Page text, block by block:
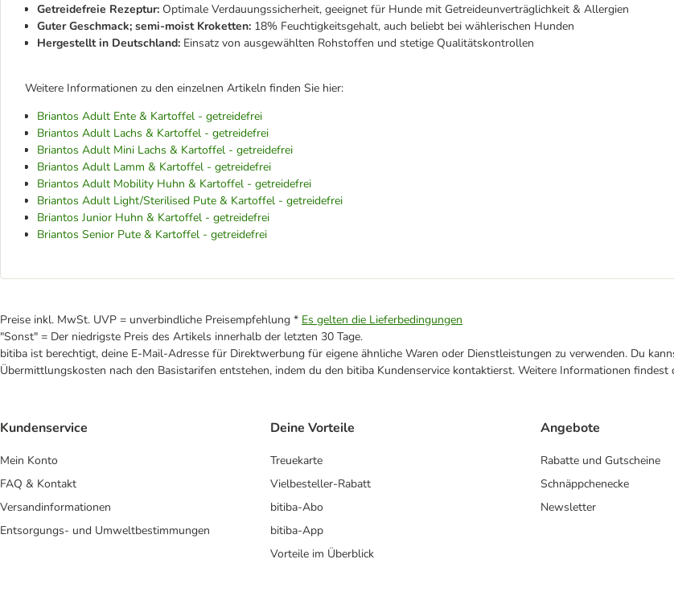
Getreidefreie Rezeptur: Optimale Verdauungssicherheit, geeignet für Hunde mit Getreideunverträglichkeit & Allergien
Guter Geschmack; semi-moist Kroketten: 18% Feuchtigkeitsgehalt, auch beliebt bei wählerischen Hunden
Hergestellt in Deutschland: Einsatz von ausgewählten Rohstoffen und stetige Qualitätskontrollen
Weitere Informationen zu den einzelnen Artikeln finden Sie hier:
Briantos Adult Ente & Kartoffel - getreidefrei
Briantos Adult Lachs & Kartoffel - getreidefrei
Briantos Adult Mini Lachs & Kartoffel - getreidefrei
Briantos Adult Lamm & Kartoffel - getreidefrei
Briantos Adult Mobility Huhn & Kartoffel - getreidefrei
Briantos Adult Light/Sterilised Pute & Kartoffel - getreidefrei
Briantos Junior Huhn & Kartoffel - getreidefrei
Briantos Senior Pute & Kartoffel - getreidefrei
Preise inkl. MwSt. UVP = unverbindliche Preisempfehlung * Es gelten die Lieferbedingungen
"Sonst" = Der niedrigste Preis des Artikels innerhalb der letzten 30 Tage.
bitiba ist berechtigt, deine E-Mail-Adresse für Direktwerbung für eigene ähnliche Waren oder Dienstleistungen zu verwenden. Du
Übermittlungskosten nach den Basistarifen entstehen, indem du den bitiba Kundenservice kontaktierst. Weitere Informationen findest
Kundenservice
Mein Konto
FAQ & Kontakt
Versandinformationen
Entsorgungs- und Umweltbestimmungen
Deine Vorteile
Treuekarte
Vielbesteller-Rabatt
bitiba-Abo
bitiba-App
Vorteile im Überblick
Angebote
Rabatte und Gutscheine
Schnäppchenecke
Newsletter